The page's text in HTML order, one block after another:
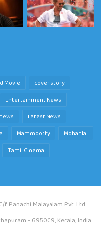
Movie
cover story
Entertainment News
Latest News
Mammootty
Mohanlal
Tamil Cinema
f Panachi Malayalam Pvt. Ltd.
- 695009, Kerala, India